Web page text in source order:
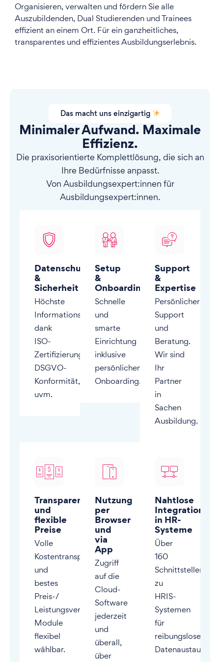
Organisieren, verwalten und fördern Sie alle
Auszubildenden, Dual Studierenden und Trainees
effizient an einem Ort. Für ein ganzheitliches,
transparentes und effizientes Ausbildungserlebnis.
Das macht uns einzigartig
Minimaler Aufwand. Maximale
Effizienz.
Die praxisorientierte Komplettlösung, die sich an
Ihre Bedürfnisse anpasst.
Von Ausbildungsexpert:innen für
Ausbildungsexpert:innen.
Datenschutz
&
Sicherheit
Höchste
Informationssicherheit
dank
ISO-
Zertifizierung,
DSGVO-
Konformität,
uvm.
Setup
&
Onboarding
Schnelle
und
smarte
Einrichtung
inklusive
persönlichem
Onboarding.
Support
&
Expertise
Persönlicher
Support
und
Beratung.
Wir sind
Ihr
Partner
in
Sachen
Ausbildung.
Transparente
und
flexible
Preise
Volle
Kostentransparenz
und
bestes
Preis-/
Leistungsverhältnis.
Module
flexibel
wählbar.
Nutzung
per
Browser
und
via
App
Zugriff
auf die
Cloud-
Software
jederzeit
und
überall,
über
Nahtlose
Integration
in HR-
Systeme
Über
160
Schnittstellen
zu
HRIS-
Systemen
für
reibungslosen
Datenaustausch.